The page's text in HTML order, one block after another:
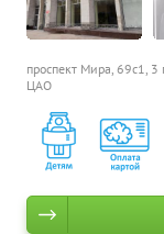
проспект Мира, 69с1, 3
ЦАО